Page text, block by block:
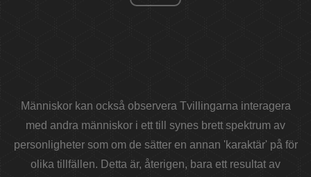
Människor kan också observera Tvillingarna interagera
med andra människor i ett till synes brett spektrum av
personligheter som om de sätter en annan 'karaktär' på för
olika tillfällen. Detta är, återigen, bara ett resultat av